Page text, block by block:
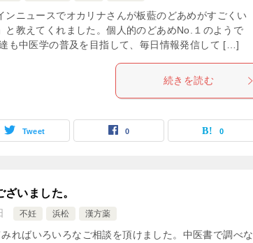
ンニュースでオカリナさんが板藍のどあめがすごくい
と教えてくれました。個人的のどあめNo.１のようで
も中医学の普及を目指して、毎日情報発信して […]
続きを読む
Tweet 0 0
いました。
不妊 浜松 漢方薬
ればいろいろなご相談を頂けました。中医書で調べな